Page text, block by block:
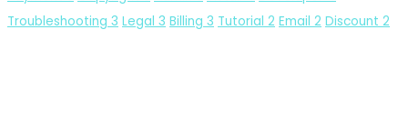
Troubleshooting 3 Legal 3 Billing 3 Tutorial 2 Email 2 Discount 2